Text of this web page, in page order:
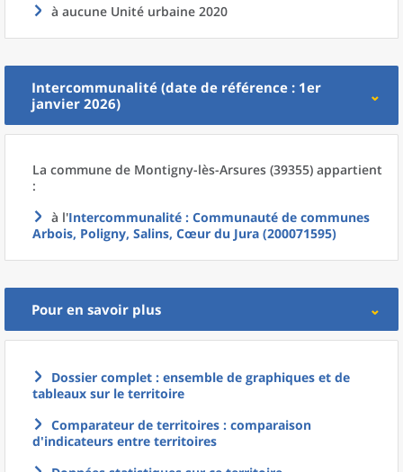
à aucune Unité urbaine 2020
Intercommunalité (date de référence : 1er
janvier 2026)
La commune de Montigny-lès-Arsures (39355) appartient
:
à l'Intercommunalité : Communauté de communes
Arbois, Poligny, Salins, Cœur du Jura (200071595)
Pour en savoir plus
Dossier complet : ensemble de graphiques et de
tableaux sur le territoire
Comparateur de territoires : comparaison
d'indicateurs entre territoires